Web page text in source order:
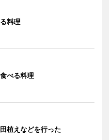
料理
べる料理
植えなどを行った